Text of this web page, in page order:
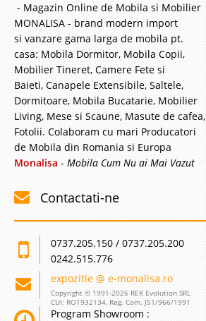
- Magazin Online de Mobila si Mobilier
MONALISA - brand modern import
si vanzare gama larga de mobila pt.
casa: Mobila Dormitor, Mobila Copii,
Mobilier Tineret, Camere Fete si
Baieti, Canapele Extensibile, Saltele,
Dormitoare, Mobila Bucatarie, Mobilier
Living, Mese si Scaune, Masute de cafea,
Fotolii. Colaboram cu mari Producatori
de Mobila din Romania si Europa
Monalisa - Mobila Cum Nu ai Mai Vazut
Contactati-ne
0737.205.150 / 0737.205.200
0242.515.776
expozitie @ e-monalisa.ro
Copyright © 1991-2026 REK Evolution SRL
CUI: RO1932134, Reg. Com. J51/966/1991
Program Showroom :